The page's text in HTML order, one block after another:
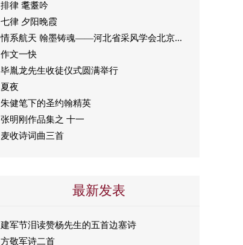
排律 耄耋吟
七律 夕阳晚霞
情系航天 翰墨铸魂——河北省采风学会北京...
作文一快
毕胤龙先生收徒仪式圆满举行
夏夜
朱健笔下的圣约翰精英
张明刚作品集之 十一
麦收诗词曲三首
最新发表
建军节泪读赞杨先生的五首边塞诗
方敬军诗二首